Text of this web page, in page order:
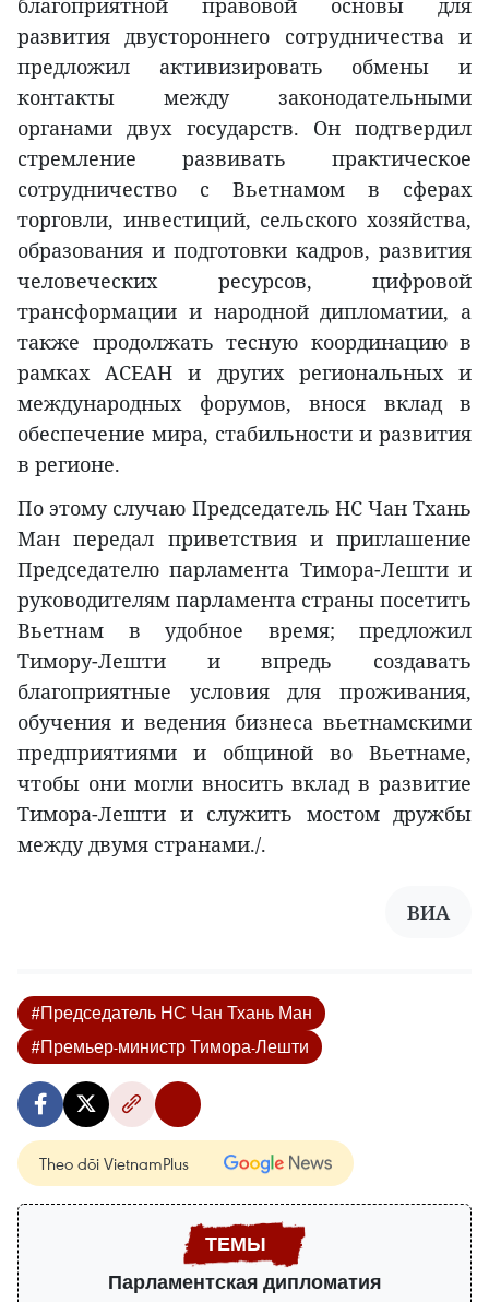
благоприятной правовой основы для
развития двустороннего сотрудничества и
предложил активизировать обмены и
контакты между законодательными
органами двух государств. Он подтвердил
стремление развивать практическое
сотрудничество с Вьетнамом в сферах
торговли, инвестиций, сельского хозяйства,
образования и подготовки кадров, развития
человеческих ресурсов, цифровой
трансформации и народной дипломатии, а
также продолжать тесную координацию в
рамках АСЕАН и других региональных и
международных форумов, внося вклад в
обеспечение мира, стабильности и развития
в регионе.
По этому случаю Председатель НС Чан Тхань
Ман передал приветствия и приглашение
Председателю парламента Тимора-Лешти и
руководителям парламента страны посетить
Вьетнам в удобное время; предложил
Тимору-Лешти и впредь создавать
благоприятные условия для проживания,
обучения и ведения бизнеса вьетнамскими
предприятиями и общиной во Вьетнаме,
чтобы они могли вносить вклад в развитие
Тимора-Лешти и служить мостом дружбы
между двумя странами./.
ВИА
#Председатель НС Чан Тхань Ман
#Премьер-министр Тимора-Лешти
Theo dõi VietnamPlus
Парламентская дипломатия